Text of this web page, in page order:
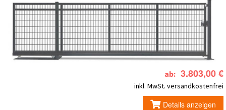
ab: 3.803,00 €
inkl. MwSt. versandkostenfrei
Details anzeigen